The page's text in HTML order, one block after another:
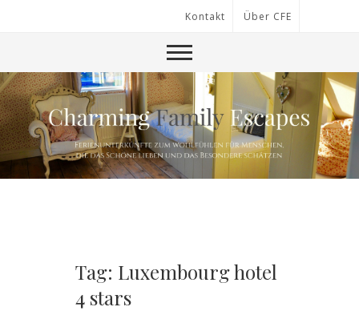
Kontakt Über CFE
Tag: Luxembourg hotel
4 stars